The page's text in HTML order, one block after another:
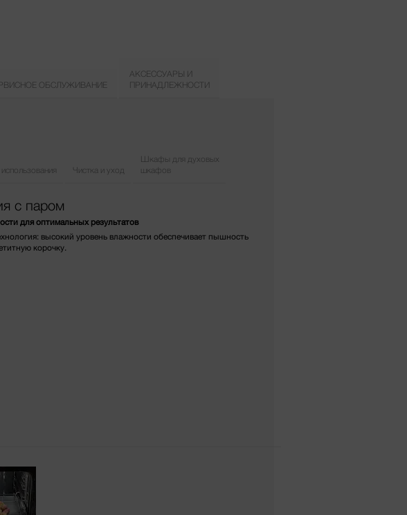
ОБСЛУЖИВАНИЕ
АКСЕССУАРЫ И
ПРИНАДЛЕЖНОСТИ
Чистка и уход
Шкафы для духовых
шкафов
с паром
для оптимальных результатов
высокий уровень влажности обеспечивает пышность
корочку.